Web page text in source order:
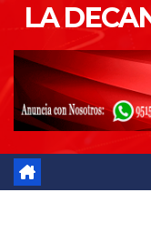
LA